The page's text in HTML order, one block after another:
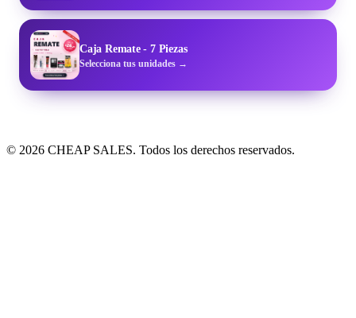
Caja Remate - 7 Piezas
Selecciona tus unidades →
© 2026 CHEAP SALES. Todos los derechos reservados.